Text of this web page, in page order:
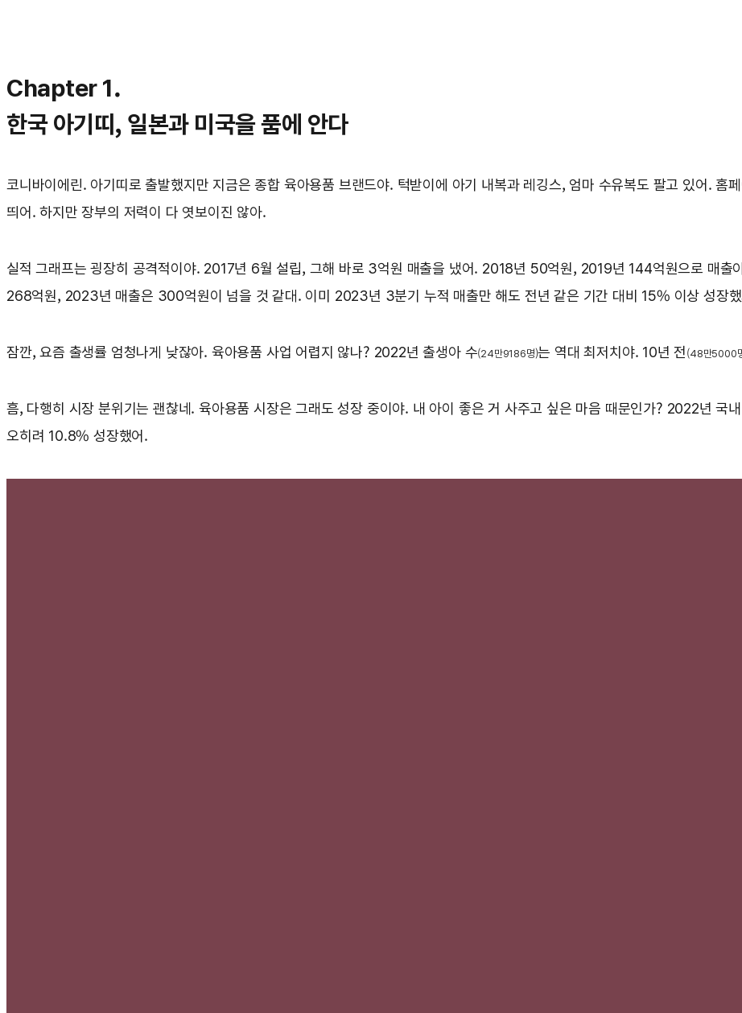
Chapter 1.
한국 아기띠, 일본과 미국을 품에 안다
코니바이에린. 아기띠로 출발했지만 지금은 종합 육아용품 브랜드야. 턱받이에 아기 내복과 레깅스, 엄마 수유복도 팔고 있어. 홈
띄어. 하지만 장부의 저력이 다 엿보이진 않아.
실적 그래프는 굉장히 공격적이야. 2017년 6월 설립, 그해 바로 3억원 매출을 냈어. 2018년 50억원, 2019년 144억원으로 매출
268억원, 2023년 매출은 300억원이 넘을 것 같대. 이미 2023년 3분기 누적 매출만 해도 전년 같은 기간 대비 15% 이상 성장
잠깐, 요즘 출생률 엄청나게 낮잖아. 육아용품 사업 어렵지 않나? 2022년 출생아 수(24만9186명)는 역대 최저치야. 10년 전 (48만5000
흠, 다행히 시장 분위기는 괜찮네. 육아용품 시장은 그래도 성장 중이야. 내 아이 좋은 거 사주고 싶은 마음 때문인가? 2022년 국
오히려 10.8% 성장했어.